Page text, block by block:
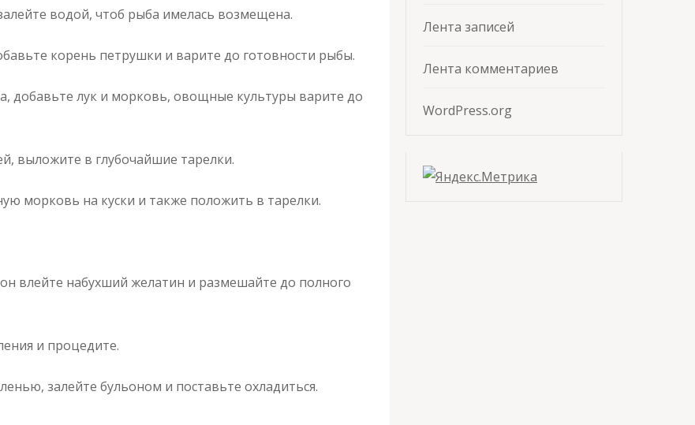
водой, чтоб рыба имелась возмещена.
корень петрушки и варите до готовности рыбы.
добавьте лук и морковь, овощные культуры варите до
выложите в глубочайшие тарелки.
морковь на куски и также положить в тарелки.
влейте набухший желатин и размешайте до полного
и процедите.
залейте бульоном и поставьте охладиться.
Лента записей
Лента комментариев
WordPress.org